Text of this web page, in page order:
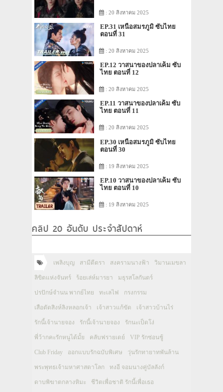
: 20 สิงหาคม 2025
EP.31 เหนือสมรภูมิ ซับไทย
ตอนที่ 31
: 20 สิงหาคม 2025
EP.12 วาสนาของปลาเค็ม ซับ
ไทย ตอนที่ 12
: 20 สิงหาคม 2025
EP.11 วาสนาของปลาเค็ม ซับ
ไทย ตอนที่ 11
: 20 สิงหาคม 2025
EP.30 เหนือสมรภูมิ ซับไทย
ตอนที่ 30
: 19 สิงหาคม 2025
EP.10 วาสนาของปลาเค็ม ซับ
ไทย ตอนที่ 10
: 19 สิงหาคม 2025
คลิป 20 อันดับ ประจำสัปดาห์
เพลิงบุญ สามีตีตรา สงครามนางฟ้า วิมานเมขลา
ลิขิตแห่งจันทร์ ร้อยเล่ห์มารยา มธุรสโลกันตร์
ปรปักษ์จำนน พากย์ไทย ทะเลไฟ กรงกรรม
เสือตัดสิงห์ลิงหลอกเจ้า เจ้าสาวแก้ขัด เจ้าสาวบ้านไร่
รักนี้เจ้านายจอง รักนี้เจ้านายจอง รักนะเป็ดโง่
พี่ว้ากคะรักหนูได้มั้ย คลับฟรายเดย์ VIP รักซ่อนชู้
Club Friday ออกแบบรักฉบับพิเศษ วุ่นรักทายาทพันล้าน
พระพุทธเจ้ามหาศาสดาโลก ทงอี จอมนางคู่บัลลังก์
ดาบพิฆาตกลางหิมะ ชีวิตเพื่อชาติ รักนี้เพื่อเธอ